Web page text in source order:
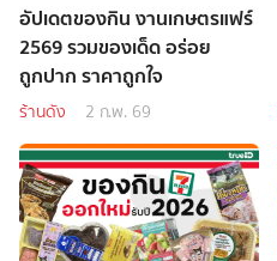
อัปเดตของกิน งานเกษตรแฟร์
2569 รวมของเด็ด อร่อย
ถูกปาก ราคาถูกใจ
ร้านดัง 2 ก.พ. 69